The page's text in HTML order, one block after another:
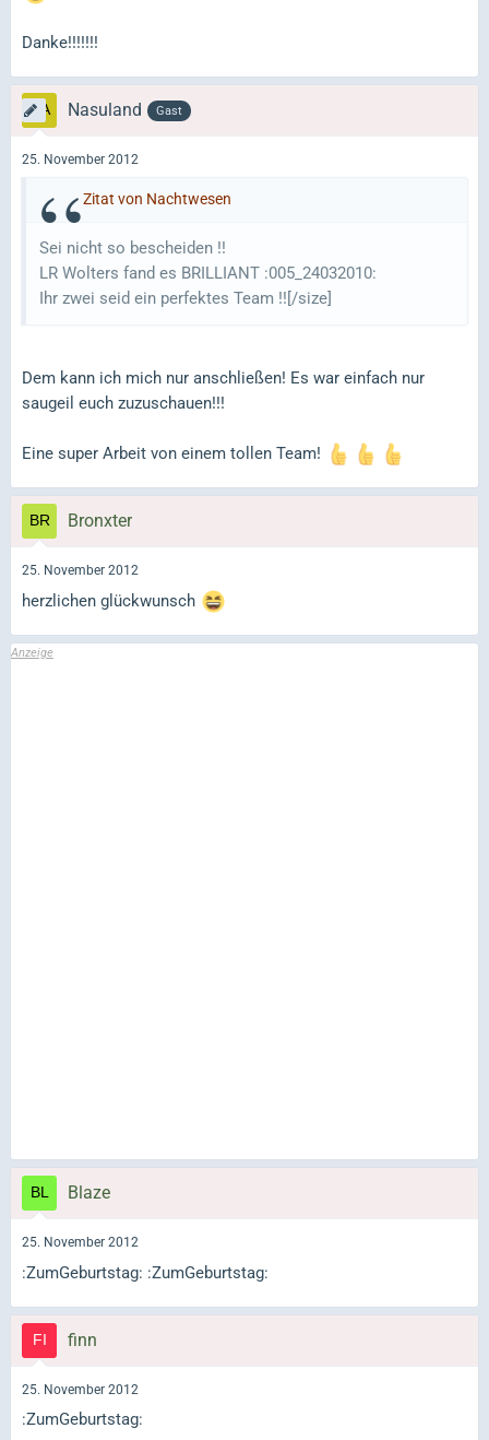
Danke!!!!!!!
Nasuland Gast
25. November 2012
Zitat von Nachtwesen
Sei nicht so bescheiden !!
LR Wolters fand es BRILLIANT :005_24032010:
Ihr zwei seid ein perfektes Team !![/size]
Dem kann ich mich nur anschließen! Es war einfach nur
saugeil euch zuzuschauen!!!
Eine super Arbeit von einem tollen Team!
Bronxter
25. November 2012
herzlichen glückwunsch
Blaze
25. November 2012
:ZumGeburtstag: :ZumGeburtstag:
finn
25. November 2012
:ZumGeburtstag: